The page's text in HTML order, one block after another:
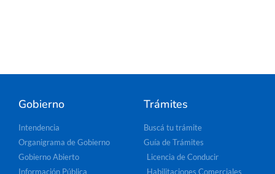
Gobierno
Intendencia
Organigrama de Gobierno
Gobierno Abierto
Información Pública
Trámites
Buscá tu trámite
Guía de Trámites
Licencia de Conducir
Habilitaciones Comerciales